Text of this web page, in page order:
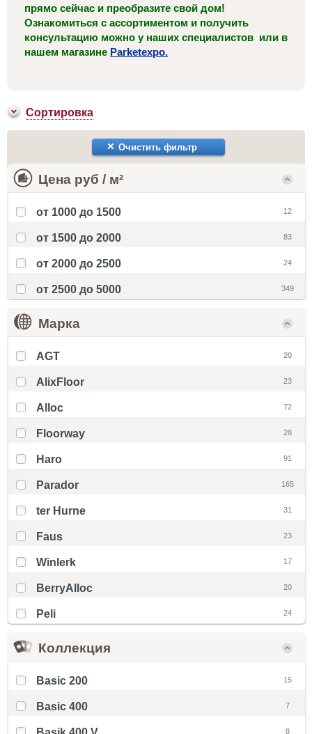
прямо сейчас и преобразите свой дом!
Ознакомиться с ассортиментом и получить
консультацию можно у наших специалистов или в
нашем магазине Parketexpo.
Сортировка
Очистить фильтр
Цена руб / м²
от 1000 до 1500 12
от 1500 до 2000 83
от 2000 до 2500 24
от 2500 до 5000 349
Марка
AGT 20
AlixFloor 23
Alloc 72
Floorway 28
Haro 91
Parador 165
ter Hurne 31
Faus 23
Winlerk 17
BerryAlloc 20
Peli 24
Коллекция
Basic 200 15
Basic 400 7
8